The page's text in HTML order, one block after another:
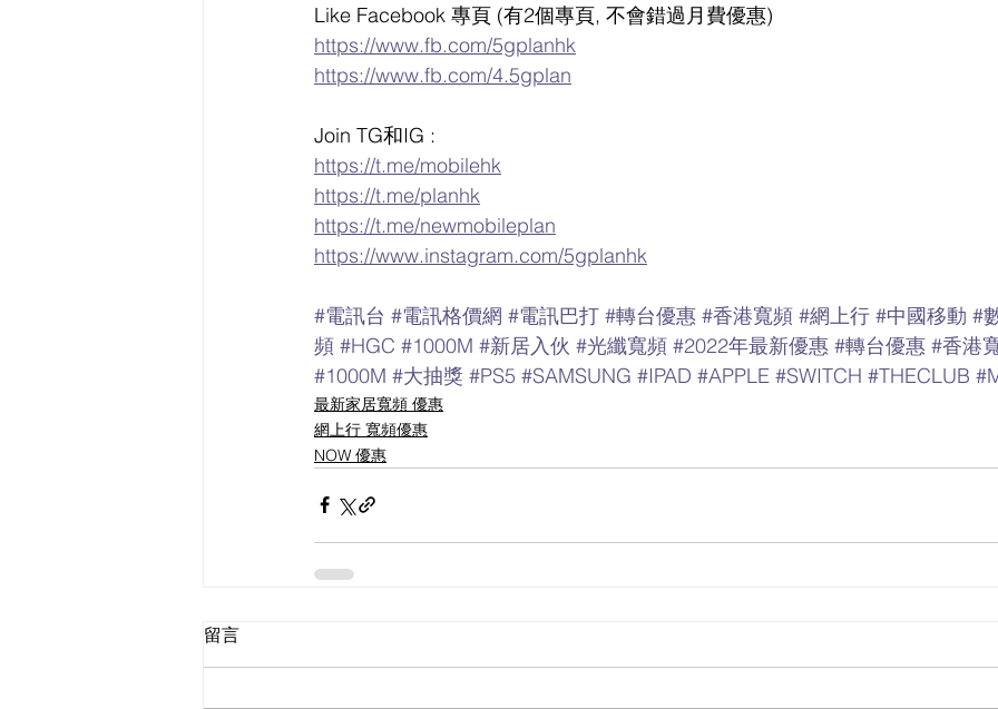
Like Facebook 專頁 (有2個專頁, 不會錯過月費優惠)
https://www.fb.com/5gplanhk
https://www.fb.com/4.5gplan
Join TG和IG :
https://t.me/mobilehk
https://t.me/planhk
https://t.me/newmobileplan
https://www.instagram.com/5gplanhk
#電訊台 #電訊格價網 #電訊巴打 #轉台優惠 #香港寬頻 #網上行 #中國移動 #
頻 #HGC #1000M #新居入伙 #光纖寬頻 #2022年最新優惠 #轉台優惠 #香港
#1000M #大抽獎 #PS5 #SAMSUNG #IPAD #APPLE #SWITCH #THECLUB
最新家居寬頻 優惠
網上行 寬頻優惠
NOW 優惠
留言